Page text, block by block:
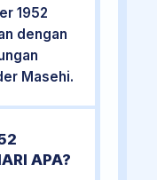
1952
dengan
Masehi.
APA?